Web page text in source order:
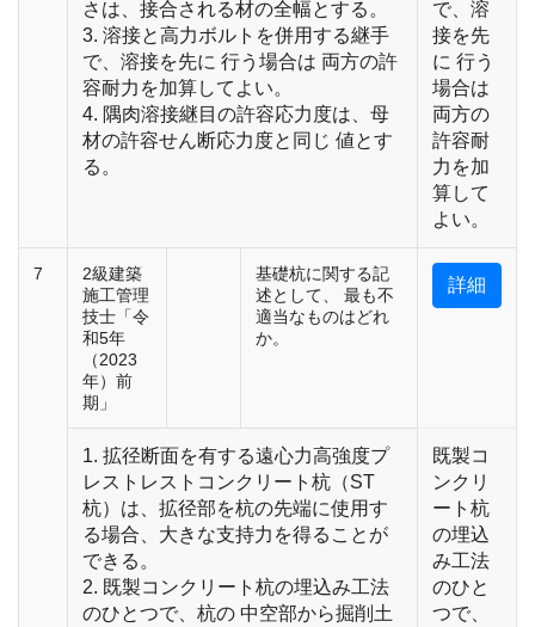
さは、接合される材の全幅とする。
3. 溶接と高力ボルトを併用する継手
で、溶接を先に 行う場合は 両方の許
容耐力を加算してよい。
4. 隅肉溶接継目の許容応力度は、母
材の許容せん断応力度と同じ 値とす
る。
で、溶
接を先
に 行う
場合は
両方の
許容耐
力を加
算して
よい。
7
2級建築
施工管理
技士「令
和5年
（2023
年）前
期」
基礎杭に関する記
述として、 最も不
適当なものはどれ
か。
詳細
1. 拡径断面を有する遠心力高強度プ
レストレストコンクリート杭（ST
杭）は、拡径部を杭の先端に使用す
る場合、大きな支持力を得ることが
できる。
2. 既製コンクリート杭の埋込み工法
のひとつで、杭の 中空部から掘削土
既製コ
ンクリ
ート杭
の埋込
み工法
のひと
つで、